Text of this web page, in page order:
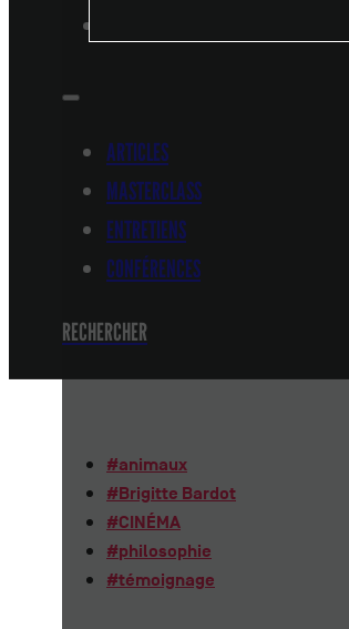
ARTICLES
MASTERCLASS
ENTRETIENS
CONFÉRENCES
RECHERCHER
#animaux
#Brigitte Bardot
#CINÉMA
#philosophie
#témoignage